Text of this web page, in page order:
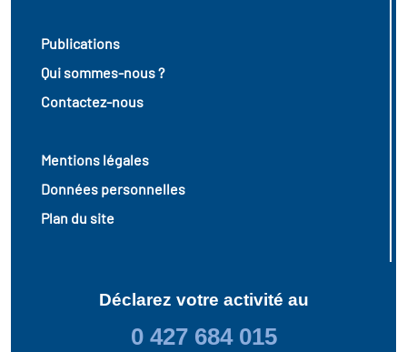
Publications
Qui sommes-nous ?
Contactez-nous
Mentions légales
Données personnelles
Plan du site
Déclarez votre activité au
0 427 684 015